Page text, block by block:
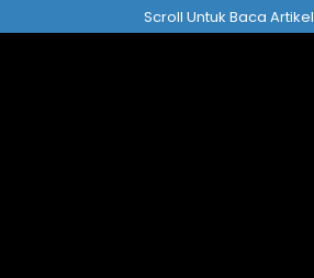
ke
Scroll Untuk Baca Artikel